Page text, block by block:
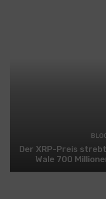
Der XRP-Preis
Wale 700